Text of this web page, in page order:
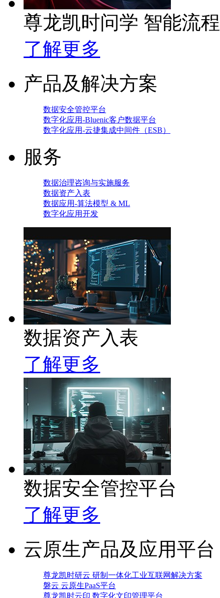
尊龙凯时问学 智能流
了解更多
产品及解决方案
数据安全管控平台
数字化应用-Bluenic客户数据平台
数字化应用-云捷集成中间件（ESB）
服务
数据治理咨询与实施服务
数据资产入表
数据应用-算法模型 & ML
数字化应用开发
数据资产入表
了解更多
数据安全管控平台
了解更多
云原生产品及应用平台
尊龙凯时研云 研制一体化工业互联网解决方案
磐云 云原生PaaS平台
尊龙凯时云印 数字化文印管理平台